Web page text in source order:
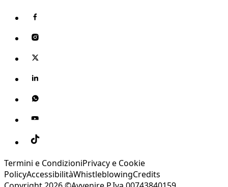
Termini e CondizioniPrivacy e Cookie
PolicyAccessibilitàWhistleblowingCredits